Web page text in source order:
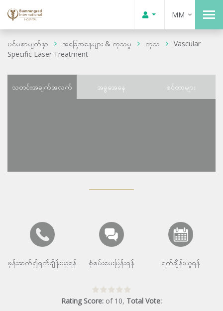
MM
ပင်မစာမျက်နှာ အခြေအနေများ & ကုသမှု ကုသ
Vascular
Specific Laser Treatment
သတင်းအချက်အလက် အခွအေနေ စင်တာများ
ဖုန်းဆက်၍ရက်ချိန်းယူရန် စုံစမ်းမေးမြန်းရန် ရက်ချိန်းယူရန်
Rating Score: of 10, Total Vote: